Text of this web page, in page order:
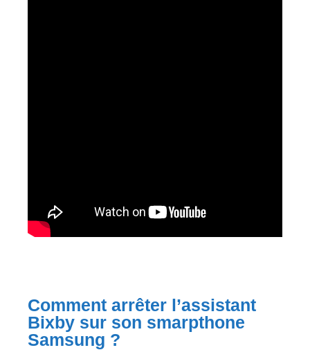
Comment arrêter l’assistant
Bixby sur son smarpthone
Samsung ?